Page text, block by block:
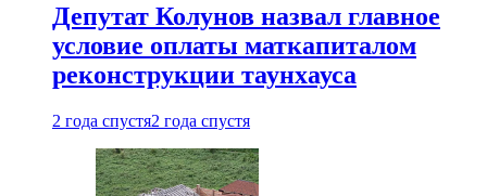
Депутат Колунов назвал главное
условие оплаты маткапиталом
реконструкции таунхауса
2 года спустя2 года спустя